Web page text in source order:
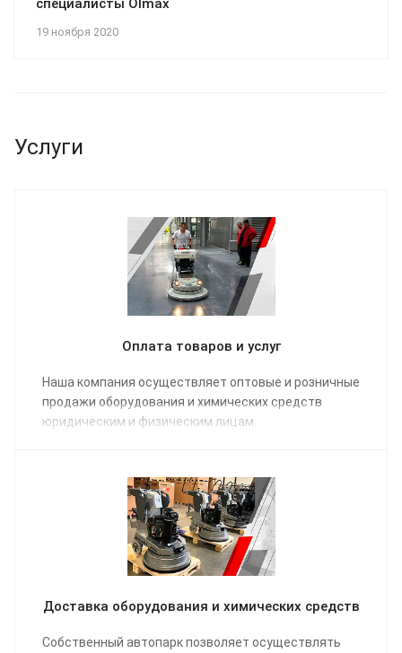
19 ноября 2020
специалисты Olmax
Услуги
Оплата товаров и услуг
Наша компания осуществляет оптовые и розничные
продажи оборудования и химических средств
юридическим и физическим лицам.
Доставка оборудования и химических средств
Собственный автопарк позволяет осуществлять